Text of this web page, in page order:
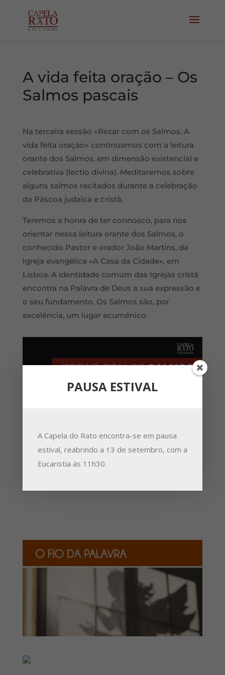
A vida feita oração – Os
Salmos pascais
Na terceira sessão «Rezar com os Salmos. A
vida feita oração» continuamos com a leitura
orante dos Salmos, em dimensão existencial e
celebrativa (lectio divina). Meditaremos sobre
alguns salmos recitados durante a celebração
da Páscoa judaica e cristã.
Teremos a honra de ter connosco, para nos
orientar nessa leitura orante dos Salmos, o
conhecido Pastor e orador João Martins, da
Igreja evangélica «A Casa da Cidade», em
Lisboa. A identidade comum das Igrejas cristã
encontra na Palavra de Deus a sua expressão e
o seu fundamento. Os Salmos são, por
excelência, um lugar ecuménico.
PAUSA ESTIVAL
A Capela do Rato encontra-se em pausa
estival, reabrindo a 13 de setembro, com a
Eucaristia às 11h30.